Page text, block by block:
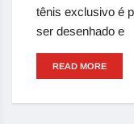
tênis exclusivo é
ser desenhado e
READ MORE